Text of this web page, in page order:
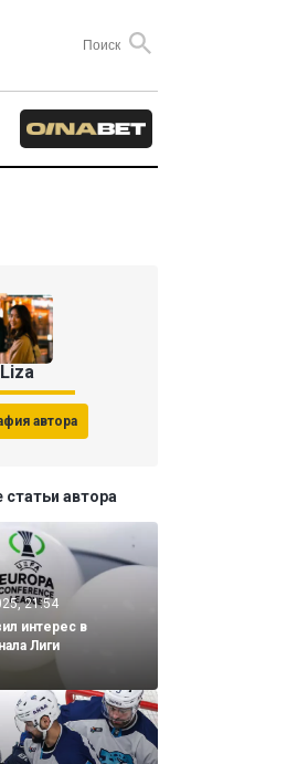
Liza
автора
статьи автора
21:54
интерес в
Лиги